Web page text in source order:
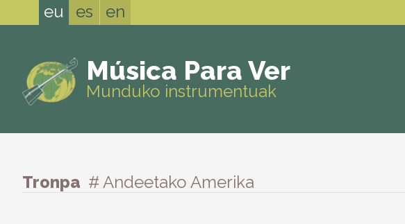
eu es en
Música Para Ver
Munduko instrumentuak
Tronpa # Andeetako Amerika